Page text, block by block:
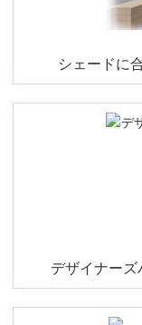
シェードに
デザイナー